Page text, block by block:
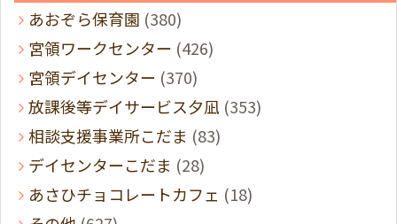
あおぞら保育園 (380)
宮領ワークセンター (426)
宮領デイセンター (370)
放課後等デイサービス夕凪 (353)
相談支援事業所こだま (83)
デイセンターこだま (28)
あさひチョコレートカフェ (18)